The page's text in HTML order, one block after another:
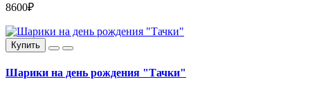
8600₽
Купить
Шарики на день рождения "Тачки"